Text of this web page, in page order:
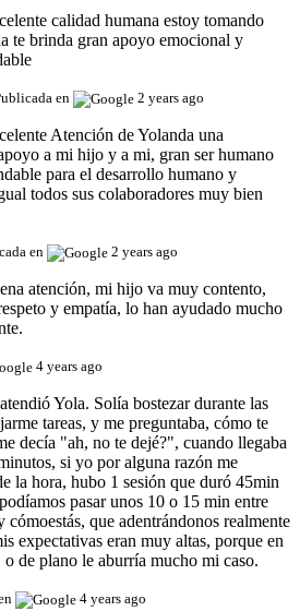
calidad humana estoy tomando
te brinda gran apoyo emocional y
en 2 years ago
Atención de Yolanda una
a mi hijo y a mi, gran ser humano
para el desarrollo humano y
todos sus colaboradores muy bien
en 2 years ago
atención, mi hijo va muy contento,
y empatía, lo han ayudado mucho
4 years ago
Yola. Solía bostezar durante las
tareas, y me preguntaba, cómo te
decía "ah, no te dejé?", cuando llegaba
si yo por alguna razón me
la hora, hubo 1 sesión que duró 45min
pasar unos 10 o 15 min entre
que adentrándonos realmente
expectativas eran muy altas, porque en
de plano le aburría mucho mi caso.
4 years ago